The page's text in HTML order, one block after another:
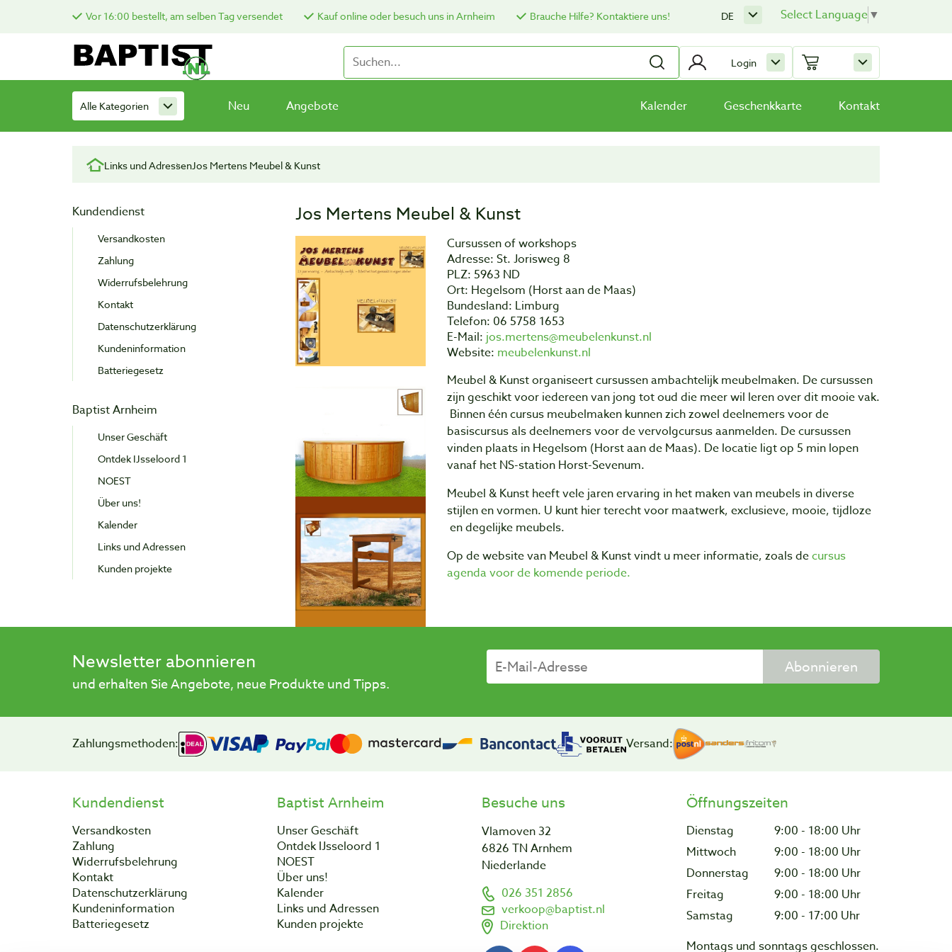
Vor 16:00 bestellt, am selben Tag versendet Kauf online oder besuch uns in Arnheim Brauche Hilfe? Kontaktiere uns! Select Language▼
DE
Login
Alle Kategorien Neu Angebote Kalender Geschenkkarte Kontakt
Links und AdressenJos Mertens Meubel & Kunst
Kundendienst
Versandkosten
Zahlung
Widerrufsbelehrung
Kontakt
Datenschutzerklärung
Kundeninformation
Batteriegesetz
Baptist Arnheim
Unser Geschäft
Ontdek IJsseloord 1
NOEST
Über uns!
Kalender
Links und Adressen
Kunden projekte
Jos Mertens Meubel & Kunst
Cursussen of workshops
Adresse: St. Jorisweg 8
PLZ: 5963 ND
Ort: Hegelsom (Horst aan de Maas)
Bundesland: Limburg
Telefon: 06 5758 1653
E-Mail: jos.mertens@meubelenkunst.nl
Website: meubelenkunst.nl
Meubel & Kunst organiseert cursussen ambachtelijk meubelmaken. De cursussen
zijn geschikt voor iedereen van jong tot oud die meer wil leren over dit mooie vak.
Binnen één cursus meubelmaken kunnen zich zowel deelnemers voor de
basiscursus als deelnemers voor de vervolgcursus aanmelden. De cursussen
vinden plaats in Hegelsom (Horst aan de Maas). De locatie ligt op 5 min lopen
vanaf het NS-station Horst-Sevenum.
Meubel & Kunst heeft vele jaren ervaring in het maken van meubels in diverse
stijlen en vormen. U kunt hier terecht voor maatwerk, exclusieve, mooie, tijdloze
en degelijke meubels.
Op de website van Meubel & Kunst vindt u meer informatie, zoals decursus
agenda voor de komende periode.
Newsletter abonnieren
und erhalten Sie Angebote, neue Produkte und Tipps.
Abonnieren
Zahlungsmethoden: Versand:
Kundendienst
Versandkosten
Zahlung
Widerrufsbelehrung
Kontakt
Datenschutzerklärung
Kundeninformation
Batteriegesetz
Baptist Arnheim
Unser Geschäft
Ontdek IJsseloord 1
NOEST
Über uns!
Kalender
Links und Adressen
Kunden projekte
Besuche uns
Vlamoven 32
6826 TN Arnhem
Niederlande
026 351 2856
verkoop@baptist.nl
Direktion
Öffnungszeiten
Dienstag
9:00 - 18:00 Uhr
Mittwoch
9:00 - 18:00 Uhr
Donnerstag
9:00 - 18:00 Uhr
Freitag
9:00 - 18:00 Uhr
Samstag
9:00 - 17:00 Uhr
Montags und sonntags geschlossen.